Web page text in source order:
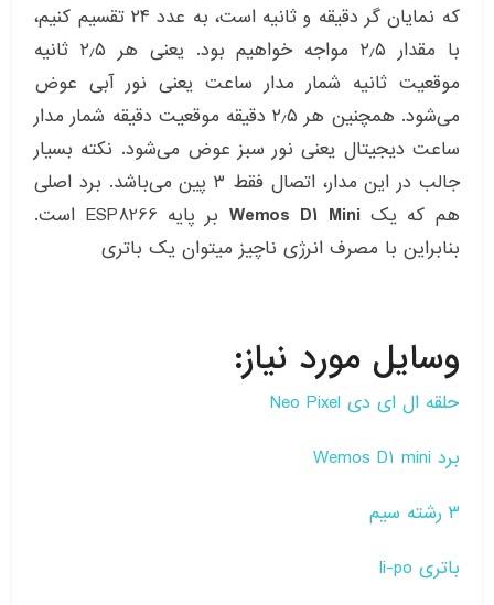
که نمایان گر دقیقه و ثانیه است، به عدد ۲۴ تقسیم کنیم،
با مقدار ۲٫۵ مواجه خواهیم بود. یعنی هر ۲٫۵ ثانیه
موقعیت ثانیه شمار مدار ساعت یعنی نور آبی عوض
می‌شود. همچنین هر ۲٫۵ دقیقه موقعیت دقیقه شمار مدار
ساعت دیجیتال یعنی نور سبز عوض می‌شود. نکته بسیار
جالب در این مدار، اتصال فقط ۳ پین می‌باشد. برد اصلی
هم که یک Wemos D1 Mini
بر پایه ESP8266 است.
بنابراین با مصرف انرژی ناچیز میتوان یک باتری
وسایل مورد نیاز:
حلقه ال ای دی Neo Pixel
برد Wemos D1 mini
۳ رشته سیم
باتری li-po